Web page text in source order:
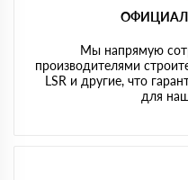
Мы напрямую
производителями
LSR и другие, что
для